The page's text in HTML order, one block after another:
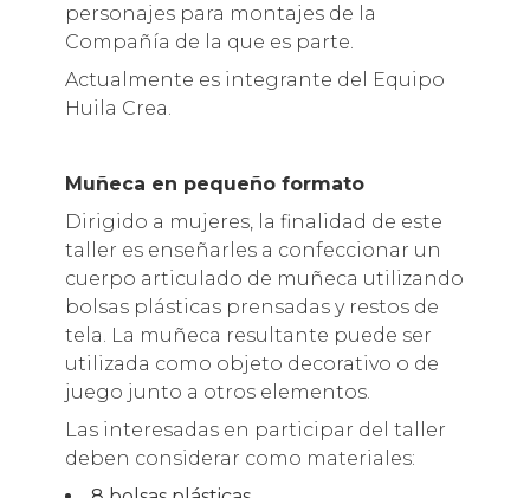
personajes para montajes de la
Compañía de la que es parte.
Actualmente es integrante del Equipo
Huila Crea.
Muñeca en pequeño formato
Dirigido a mujeres, la finalidad de este
taller es enseñarles a confeccionar un
cuerpo articulado de muñeca utilizando
bolsas plásticas prensadas y restos de
tela. La muñeca resultante puede ser
utilizada como objeto decorativo o de
juego junto a otros elementos.
Las interesadas en participar del taller
deben considerar como materiales: